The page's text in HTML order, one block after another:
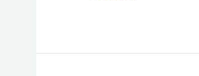
Birth